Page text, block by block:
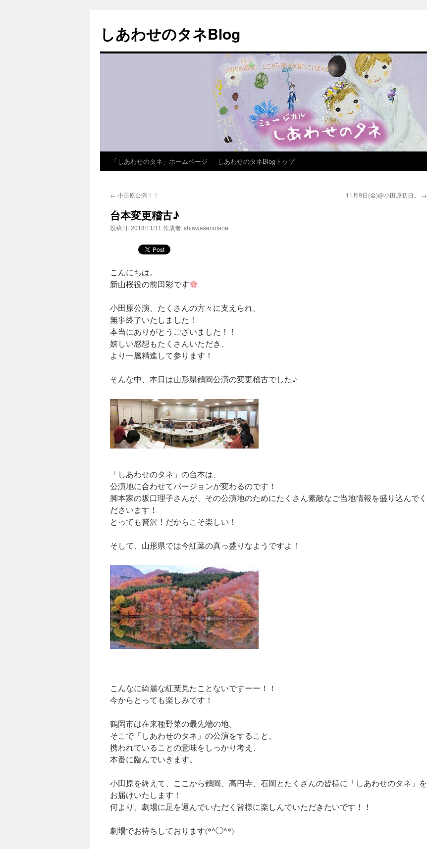
しあわせのタネBlog
ッ
プ
「しあわせのタネ」ホームページ しあわせのタネBlogトップ
← 小田原公演！！ 11月9日(金)@小田原初日。 →
台本変更稽古♪
投稿日:2018/11/11 作成者:shiawasenotane
こんにちは。
新山桜役の前田彩です
小田原公演、たくさんの方々に支えられ、
無事終了いたしました！
本当にありがとうございました！！
嬉しい感想もたくさんいただき、
より一層精進して参ります！
そんな中、本日は山形県鶴岡公演の変更稽古でした♪
「しあわせのタネ」の台本は、
公演地に合わせてバージョンが変わるのです！
脚本家の坂口理子さんが、その公演地のためにたくさん素敵なご当地情報を盛り込んでく
ださいます！
とっても贅沢！だからこそ楽しい！
そして、山形県では今紅葉の真っ盛りなようですよ！
こんなに綺麗な紅葉見たことないですーー！！
今からとっても楽しみです！
鶴岡市は在来種野菜の最先端の地。
そこで「しあわせのタネ」の公演をすること、
携われていることの意味をしっかり考え、
本番に臨んでいきます。
小田原を終えて、ここから鶴岡、高円寺、石岡とたくさんの皆様に「しあわせのタネ」を
お届けいたします！
何より、劇場に足を運んでいただく皆様に楽しんでいただきたいです！！
劇場でお待ちしております(*^◯^*)